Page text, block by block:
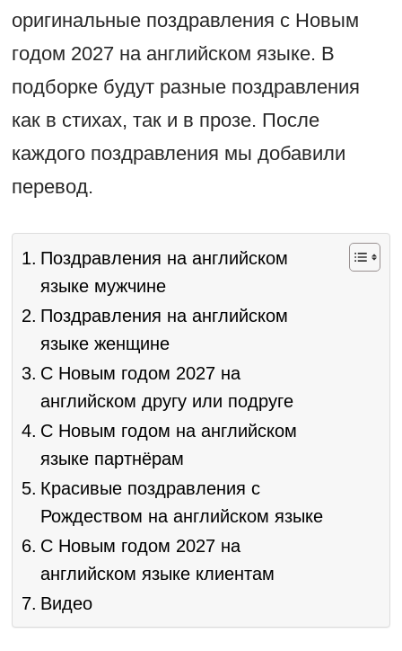
оригинальные поздравления с Новым
годом 2027 на английском языке. В
подборке будут разные поздравления
как в стихах, так и в прозе. После
каждого поздравления мы добавили
перевод.
Поздравления на английском
языке мужчине
Поздравления на английском
языке женщине
С Новым годом 2027 на
английском другу или подруге
С Новым годом на английском
языке партнёрам
Красивые поздравления с
Рождеством на английском языке
С Новым годом 2027 на
английском языке клиентам
Видео